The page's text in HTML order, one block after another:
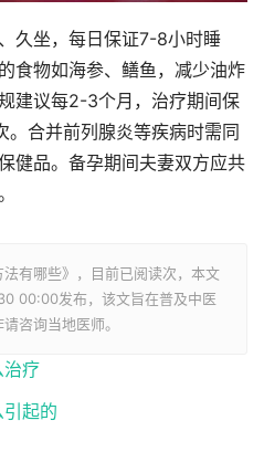
久坐，每日保证7-8小时睡
食物如海参、鳝鱼，减少油炸
建议每2-3个月，治疗期间保
合并前列腺炎等疾病时需同
健品。备孕期间夫妻双方应共
有哪些》，目前已阅读次，本文
00:00发布，该文旨在普及中医
咨询当地医师。
治疗
起的